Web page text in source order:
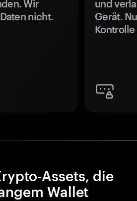
Wir
nicht.
und
Gerät.
Assets, die
Wallet